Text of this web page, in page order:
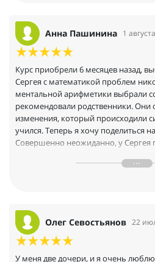
описанию все устроило. Стоимость
я рискнула его купить. НЕ ЖАЛЕЮ!
осилил всю таблицу. Как гора с
понятно, а главное – все способы
помощью математических приемов
понравились тренажеры. С их
скорость вычислений увеличил
курса, помогли решить важную
Анна Пашинина 1
Курс приобрели 6 месяцев назад,
Сергея с математикой проблем
ментальной арифметики выбрали
рекомендовали родственники.
изменения, который происходили
учился. Теперь я хочу поделиться
Совершенно неожиданно, у Сергея
картинки из интернета, но уже
художественную школу на будущий
чистый "технарь" растет. Говорят,
развития обоих полушарий мозга,
занятие ментальной
Олег Севостьянов 22
У меня две дочери, и я очень